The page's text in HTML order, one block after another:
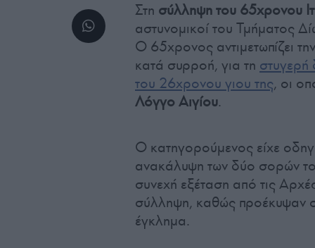
Στη σύλληψη του 65χρονου
αστυνομικοί του Τμήματος
Ο 65χρονος αντιμετωπίζει
κατά συρροή, για τη
του 26χρονου γιου της, οι
Λόγγο Αιγίου.
Ο κατηγορούμενος είχε
ανακάλυψη των δύο σορών
συνεχή εξέταση από τις
σύλληψη, καθώς προέκυψαν
έγκλημα.